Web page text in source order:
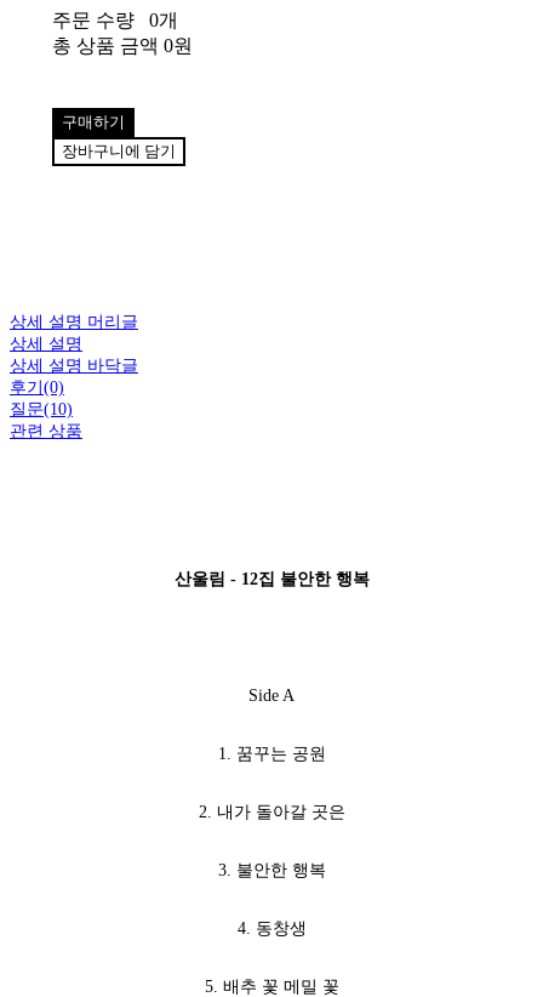
주문 수량
0개
총 상품 금액 0원
구매하기
장바구니에 담기
상세 설명 머리글
상세 설명
상세 설명 바닥글
후기(0)
질문(10)
관련 상품
산울림 - 12집 불안한 행복
Side A
1. 꿈꾸는 공원
2. 내가 돌아갈 곳은
3. 불안한 행복
4. 동창생
5. 배추 꽃 메밀 꽃